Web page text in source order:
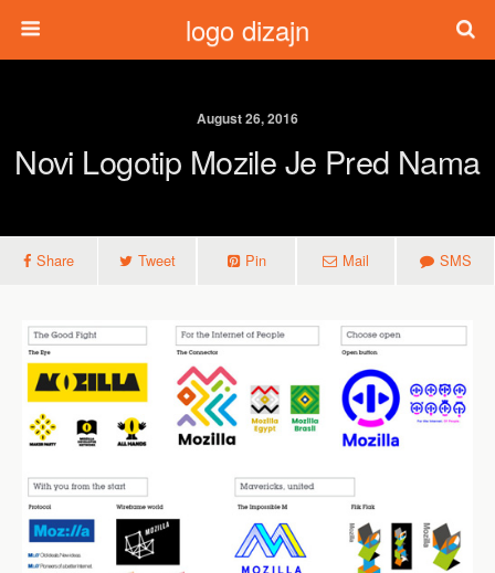
logo dizajn
August 26, 2016
Novi Logotip Mozile Je Pred Nama
Share Tweet Pin Mail SMS